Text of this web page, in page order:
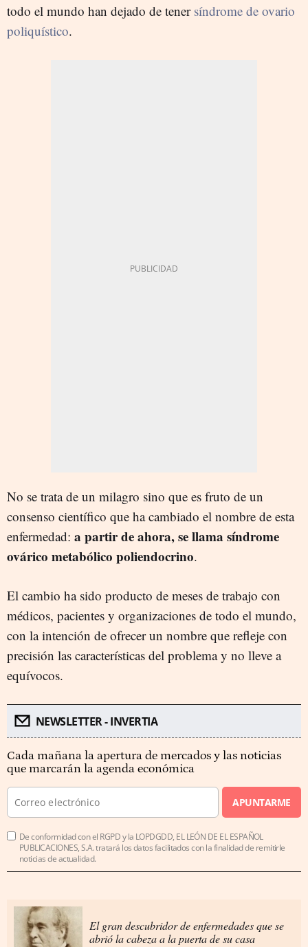
todo el mundo han dejado de tener síndrome de ovario
poliquístico.
No se trata de un milagro sino que es fruto de un
consenso científico que ha cambiado el nombre de esta
enfermedad: a partir de ahora, se llama síndrome
ovárico metabólico poliendocrino.
El cambio ha sido producto de meses de trabajo con
médicos, pacientes y organizaciones de todo el mundo,
con la intención de ofrecer un nombre que refleje con
precisión las características del problema y no lleve a
equívocos.
NEWSLETTER - INVERTIA
Cada mañana la apertura de mercados y las noticias
que marcarán la agenda económica
APUNTARME
De conformidad con el RGPD y la LOPDGDD, EL LEÓN DE EL ESPAÑOL
PUBLICACIONES, S.A. tratará los datos facilitados con la finalidad de remitirle
noticias de actualidad.
El gran descubridor de enfermedades que se
abrió la cabeza a la puerta de su casa